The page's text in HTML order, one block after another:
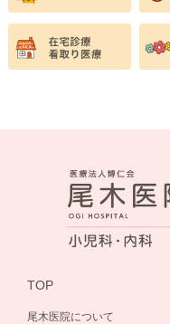
シ
ョ
TOP
尾木医院について